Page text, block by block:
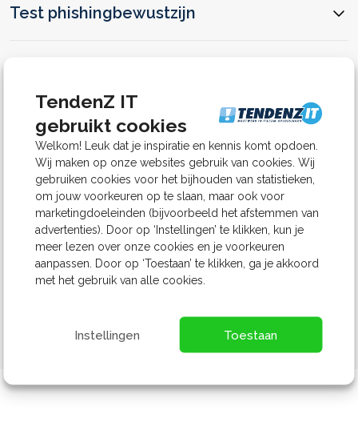
TendenZ IT
gebruikt cookies
Welkom! Leuk dat je inspiratie en kennis komt opdoen.
Wij maken op onze websites gebruik van cookies. Wij
gebruiken cookies voor het bijhouden van statistieken,
om jouw voorkeuren op te slaan, maar ook voor
marketingdoeleinden (bijvoorbeeld het afstemmen van
advertenties). Door op ‘Instellingen’ te klikken, kun je
meer lezen over onze cookies en je voorkeuren
aanpassen. Door op ‘Toestaan’ te klikken, ga je akkoord
met het gebruik van alle cookies.
Toestaan
Instellingen
Test phishingbewustzijn